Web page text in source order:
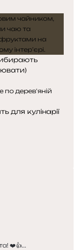
для кулінарії
❤️👍...